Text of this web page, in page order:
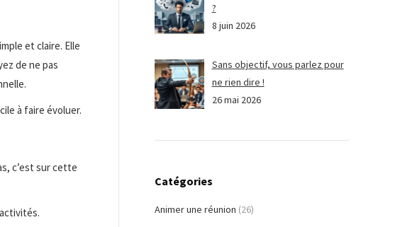
et claire. Elle
de ne pas
à faire évoluer.
c’est sur cette
?
8 juin 2026
Sans objectif, vous parlez pour
ne rien dire !
26 mai 2026
Catégories
Animer une réunion (26)